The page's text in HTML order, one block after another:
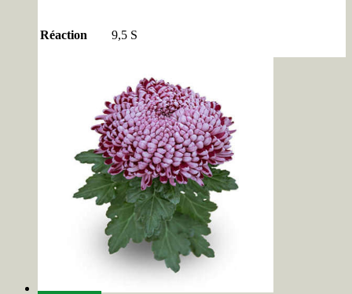
Réaction 9,5 S